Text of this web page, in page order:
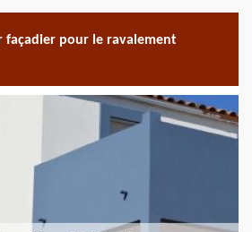
façadier pour le ravalement